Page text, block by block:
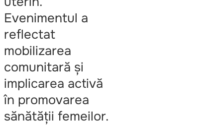
Evenimentul a
reflectat
mobilizarea
comunitară și
implicarea activă
în promovarea
sănătății femeilor.